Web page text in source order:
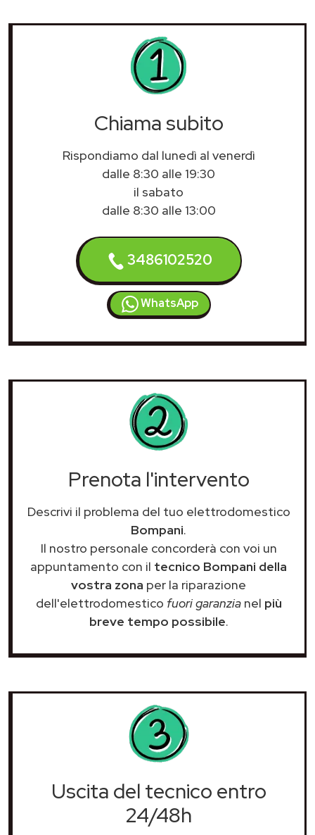
Chiama subito
Rispondiamo dal lunedì al venerdì
dalle 8:30 alle 19:30
il sabato
dalle 8:30 alle 13:00
3486102520
WhatsApp
Prenota l'intervento
Descrivi il problema del tuo elettrodomestico
Bompani.
Il nostro personale concorderà con voi un
appuntamento con il tecnico Bompani della
vostra zona per la riparazione
dell'elettrodomestico fuori garanzianel più
breve tempo possibile.
Uscita del tecnico entro
24/48h